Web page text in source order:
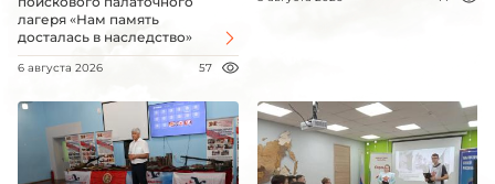
лагеря «Нам память
досталась в наследство»
6 августа 2026 57